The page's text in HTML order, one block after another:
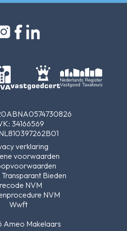
34166569
verklaring
voorwaarden
Bieden
NVM
NVM
Wwft
Makelaars